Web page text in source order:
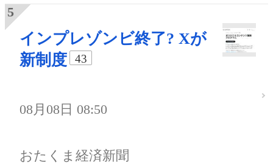
インプレゾンビ終了? Xが
新制度
43
08月08日 08:50
おたくま経済新聞